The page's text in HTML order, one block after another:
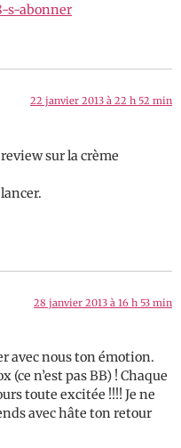
s-abonner
22 janvier 2013 à 22 h 52 min
sur la crème
28 janvier 2013 à 16 h 53 min
avec nous ton émotion.
(ce n’est pas BB) ! Chaque
toute excitée !!!! Je ne
avec hâte ton retour